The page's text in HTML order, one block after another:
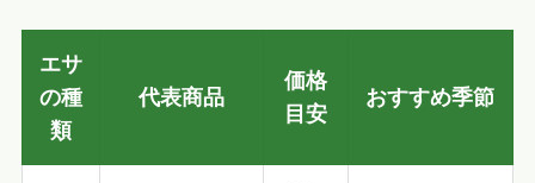
エサ
の種
類
代表商品
価格
目安
おすすめ季節